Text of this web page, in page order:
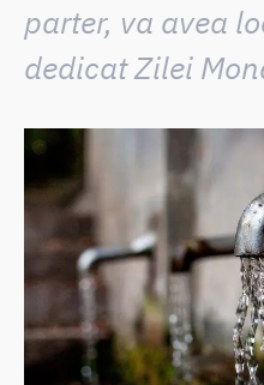
parter, va avea
dedicatZilei